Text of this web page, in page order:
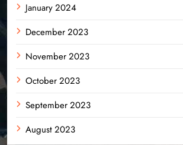
January 2024
December 2023
November 2023
October 2023
September 2023
August 2023